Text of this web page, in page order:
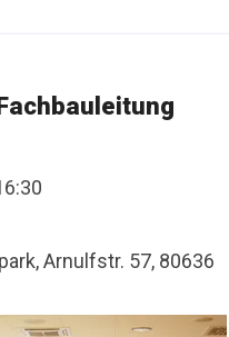
Arnulfstr. 57, 80636